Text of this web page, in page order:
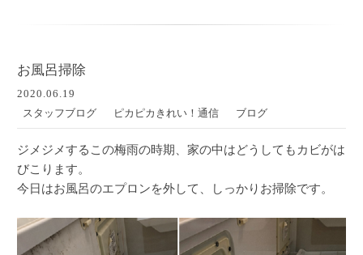
お風呂掃除
2020.06.19
スタッフブログ
ピカピカきれい！通信 ブログ
ジメジメするこの梅雨の時期、家の中はどうしてもカビがは
びこります。
今日はお風呂のエプロンを外して、しっかりお掃除です。